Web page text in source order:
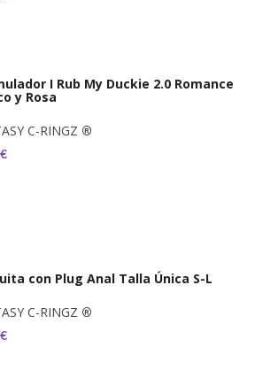
I Rub My Duckie 2.0 Romance
y Rosa
C-RINGZ ®
con Plug Anal Talla Única S-L
C-RINGZ ®